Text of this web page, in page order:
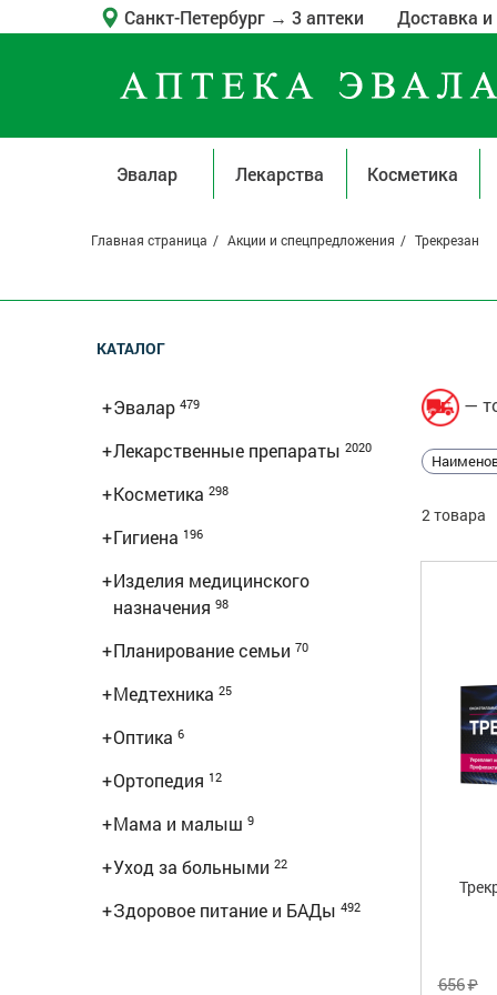
Санкт-Петербург → 3 аптеки Доставка и
Эвалар Лекарства Косметика
Главная страница Акции и спецпредложения Трекрезан
КАТАЛОГ
+Эвалар 479
+Лекарственные препараты 2020
+Косметика 298
+Гигиена 196
+Изделия медицинского
назначения 98
+Планирование семьи 70
+Медтехника 25
+Оптика 6
+Ортопедия 12
+Мама и малыш 9
+Уход за больными 22
+Здоровое питание и БАДы 492
—
2 товара
656₽